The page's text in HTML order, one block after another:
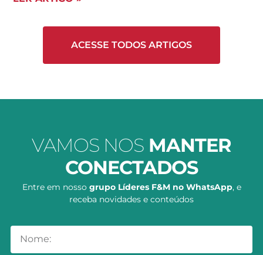
ACESSE TODOS ARTIGOS
VAMOS NOS MANTER
CONECTADOS
Entre em nosso grupo Líderes F&M no WhatsApp, e
receba novidades e conteúdos